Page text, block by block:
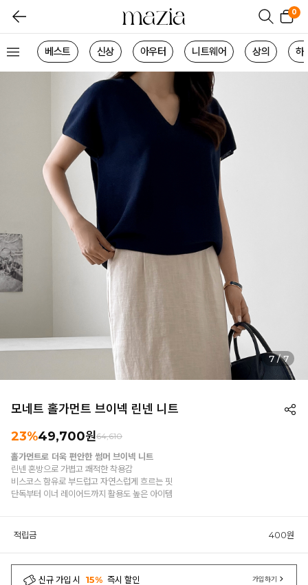
0
베스트 신상 아우터 니트웨어 상의 하
1 / 7
모네트 홀가먼트 브이넥 린넨 니트
23%49,700원64,610
홀가먼트로 더욱 편안한 썸머 브이넥 니트
린넨 혼방으로 가볍고 쾌적한 착용감
비스코스 함유로 부드럽고 자연스럽게 흐르는 핏
단독부터 이너 레이어드까지 활용도 높은 아이템
적립금 400원
신규 가입 시 15% 즉시 할인 가입하기